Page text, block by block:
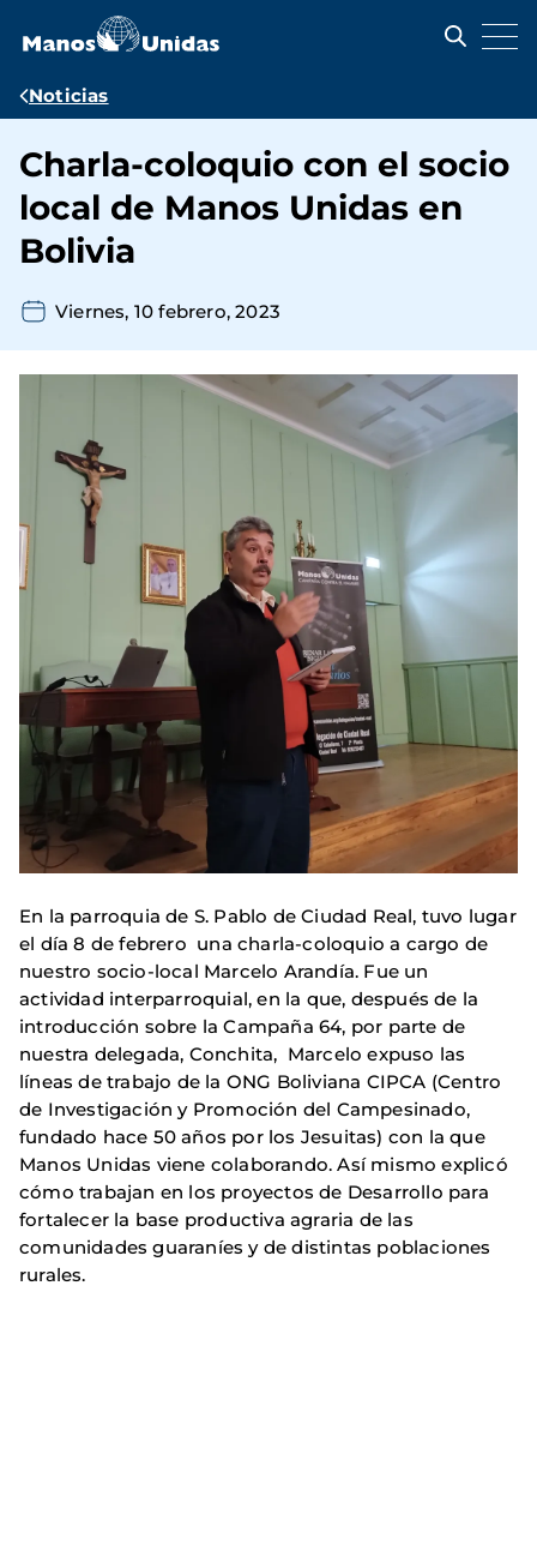
contenido
Ruta
navegación
Noticias
Charla-coloquio con el socio
local de Manos Unidas en
Bolivia
Viernes, 10 febrero, 2023
En la parroquia de S. Pablo de Ciudad Real, tuvo lugar
el día 8 de febrero una charla-coloquio a cargo de
nuestro socio-local Marcelo Arandía. Fue un
actividad interparroquial, en la que, después de la
introducción sobre la Campaña 64, por parte de
nuestra delegada, Conchita, Marcelo expuso las
líneas de trabajo de la ONG Boliviana CIPCA (Centro
de Investigación y Promoción del Campesinado,
fundado hace 50 años por los Jesuitas) con la que
Manos Unidas viene colaborando. Así mismo explicó
cómo trabajan en los proyectos de Desarrollo para
fortalecer la base productiva agraria de las
comunidades guaraníes y de distintas poblaciones
rurales.